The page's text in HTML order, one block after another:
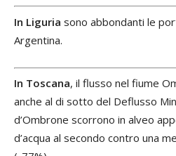
In Liguria sono abbondanti le
Argentina.
In Toscana, il flusso nel fiume
anche al di sotto del Deflusso
d’Ombrone scorrono in alveo
d’acqua al secondo contro una